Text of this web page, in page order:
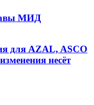
МИД
для AZAL, ASCO
несёт